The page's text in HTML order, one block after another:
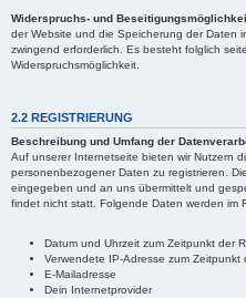
Widerspruchs- und
der Website und die Speicherung der Daten
zwingend erforderlich. Es besteht folglich
Widerspruchsmöglichkeit.
2.2 REGISTRIERUNG
Beschreibung und Umfang der
Auf unserer Internetseite bieten wir Nutzern
personenbezogener Daten zu registrieren.
eingegeben und an uns übermittelt und
findet nicht statt. Folgende Daten werden im
Datum und Uhrzeit zum Zeitpunkt der
Verwendete IP-Adresse zum Zeitpunkt
E-Mailadresse
Dein Internetprovider